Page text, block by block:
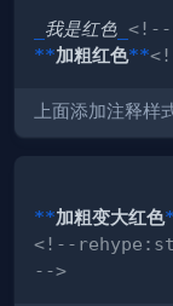
我是红色 <!--
**加粗红色**
上面添加注释样
**加粗变大红色
<!--
-->